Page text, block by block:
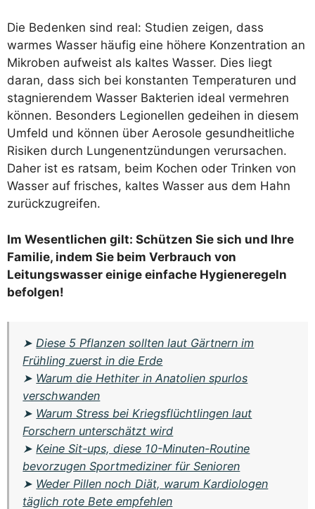
Die Bedenken sind real: Studien zeigen, dass
warmes Wasser häufig eine höhere Konzentration an
Mikroben aufweist als kaltes Wasser. Dies liegt
daran, dass sich bei konstanten Temperaturen und
stagnierendem Wasser Bakterien ideal vermehren
können. Besonders Legionellen gedeihen in diesem
Umfeld und können über Aerosole gesundheitliche
Risiken durch Lungenentzündungen verursachen.
Daher ist es ratsam, beim Kochen oder Trinken von
Wasser auf frisches, kaltes Wasser aus dem Hahn
zurückzugreifen.
Im Wesentlichen gilt: Schützen Sie sich und Ihre
Familie, indem Sie beim Verbrauch von
Leitungswasser einige einfache Hygieneregeln
befolgen!
➤ Diese 5 Pflanzen sollten laut Gärtnern im
Frühling zuerst in die Erde
➤ Warum die Hethiter in Anatolien spurlos
verschwanden
➤ Warum Stress bei Kriegsflüchtlingen laut
Forschern unterschätzt wird
➤ Keine Sit-ups, diese 10-Minuten-Routine
bevorzugen Sportmediziner für Senioren
➤ Weder Pillen noch Diät, warum Kardiologen
täglich rote Bete empfehlen